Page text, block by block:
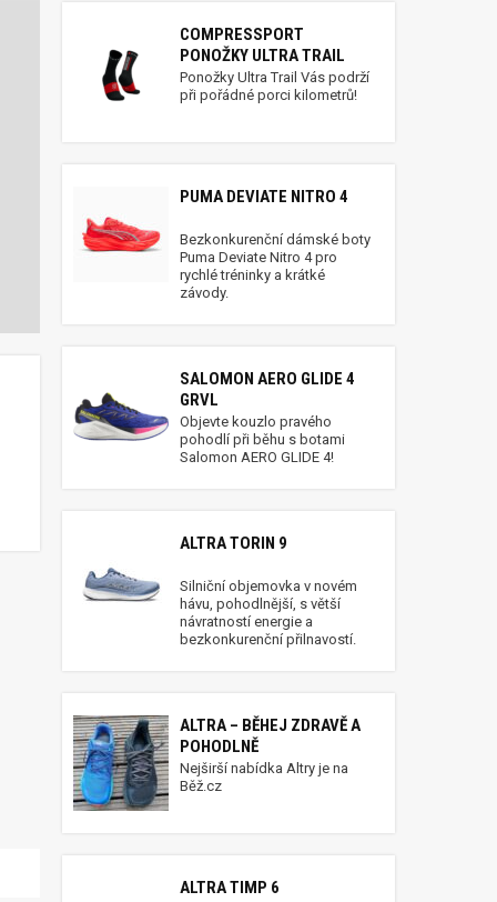
COMPRESSPORT
PONOŽKY ULTRA TRAIL
Ponožky Ultra Trail Vás podrží
při pořádné porci kilometrů!
PUMA DEVIATE NITRO 4
Bezkonkurenční dámské boty
Puma Deviate Nitro 4 pro
rychlé tréninky a krátké
závody.
SALOMON AERO GLIDE 4
GRVL
Objevte kouzlo pravého
pohodlí při běhu s botami
Salomon AERO GLIDE 4!
ALTRA TORIN 9
Silniční objemovka v novém
hávu, pohodlnější, s větší
návratností energie a
bezkonkurenční přilnavostí.
ALTRA – BĚHEJ ZDRAVĚ A
POHODLNĚ
Nejširší nabídka Altry je na
Běž.cz
ALTRA TIMP 6